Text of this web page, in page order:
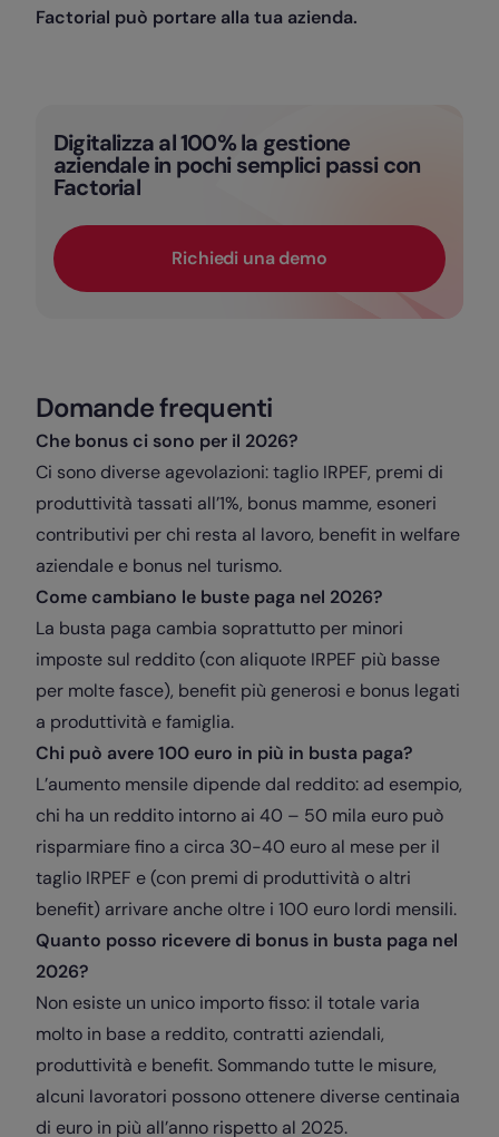
Factorial può portare alla tua azienda.
Digitalizza al 100% la gestione
aziendale in pochi semplici passi con
Factorial
Richiedi una demo
Domande frequenti
Che bonus ci sono per il 2026?
Ci sono diverse agevolazioni: taglio IRPEF, premi di
produttività tassati all’1%, bonus mamme, esoneri
contributivi per chi resta al lavoro, benefit in welfare
aziendale e bonus nel turismo.
Come cambiano le buste paga nel 2026?
La busta paga cambia soprattutto per minori
imposte sul reddito (con aliquote IRPEF più basse
per molte fasce), benefit più generosi e bonus legati
a produttività e famiglia.
Chi può avere 100 euro in più in busta paga?
L’aumento mensile dipende dal reddito: ad esempio,
chi ha un reddito intorno ai 40 – 50 mila euro può
risparmiare fino a circa 30-40 euro al mese per il
taglio IRPEF e (con premi di produttività o altri
benefit) arrivare anche oltre i 100 euro lordi mensili.
Quanto posso ricevere di bonus in busta paga nel
2026?
Non esiste un unico importo fisso: il totale varia
molto in base a reddito, contratti aziendali,
produttività e benefit. Sommando tutte le misure,
alcuni lavoratori possono ottenere diverse centinaia
di euro in più all’anno rispetto al 2025.